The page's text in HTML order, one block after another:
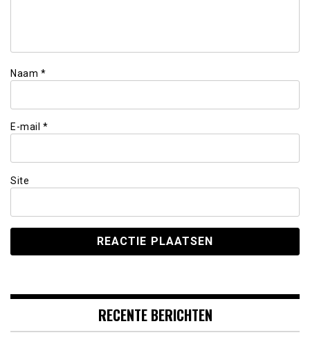
Naam *
E-mail *
Site
RECENTE BERICHTEN